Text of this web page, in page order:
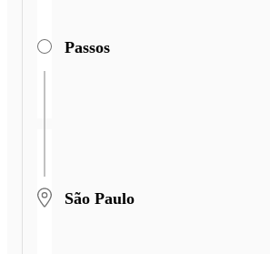
Passos
São Paulo